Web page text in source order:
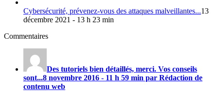
Cybersécurité, prévenez-vous des attaques malveillantes...13
décembre 2021 - 13 h 23 min
Commentaires
Des tutoriels bien détaillés, merci. Vos conseils
sont...8 novembre 2016 - 11 h 59 min par Rédaction de
contenu web